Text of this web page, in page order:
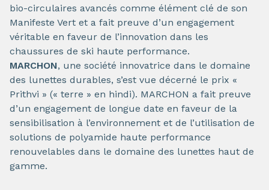
bio-circulaires avancés comme élément clé de son
Manifeste Vert et a fait preuve d’un engagement
véritable en faveur de l’innovation dans les
chaussures de ski haute performance.
MARCHON, une société innovatrice dans le domaine
des lunettes durables, s’est vue décerné le prix «
Prithvi » (« terre » en hindi). MARCHON a fait preuve
d’un engagement de longue date en faveur de la
sensibilisation à l’environnement et de l’utilisation de
solutions de polyamide haute performance
renouvelables dans le domaine des lunettes haut de
gamme.